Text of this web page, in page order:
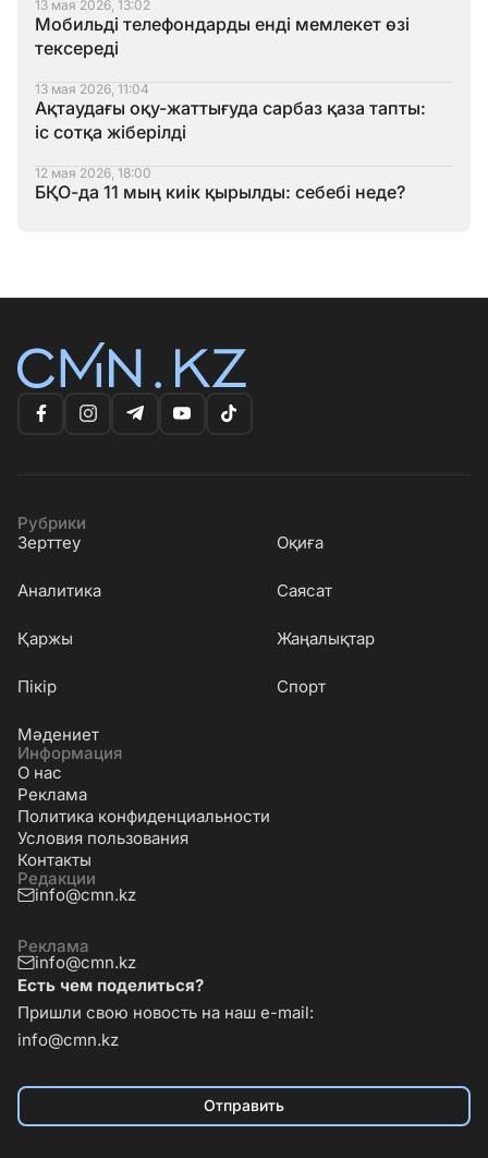
13 мая 2026, 13:02
Мобильді телефондарды енді мемлекет өзі
тексереді
13 мая 2026, 11:04
Ақтаудағы оқу-жаттығуда сарбаз қаза тапты:
іс сотқа жіберілді
12 мая 2026, 18:00
БҚО-да 11 мың киік қырылды: себебі неде?
Рубрики
Зерттеу
Оқиға
Аналитика Саясат
Қаржы Жаңалықтар
Пікір Спорт
Мәдениет
Информация
О нас
Реклама
Политика конфиденциальности
Условия пользования
Контакты
Редакции
info@cmn.kz
Реклама
info@cmn.kz
Есть чем поделиться?
Пришли свою новость на наш e-mail:
info@cmn.kz
Отправить